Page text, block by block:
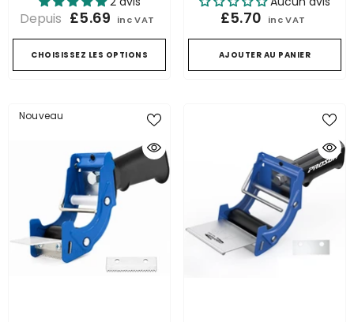
Parcel Carton Sealing
Depuis £5.69 inc VAT
CHOISISSEZ LES OPTIONS
And Sealing
£5.70 inc VAT
AJOUTER AU PANIER
Nouveau